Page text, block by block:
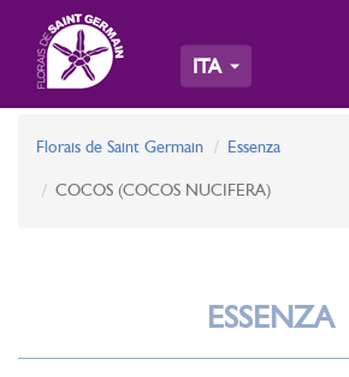
ITA
Florais de Saint Germain Essenza
COCOS (COCOS NUCIFERA)
ESSENZA